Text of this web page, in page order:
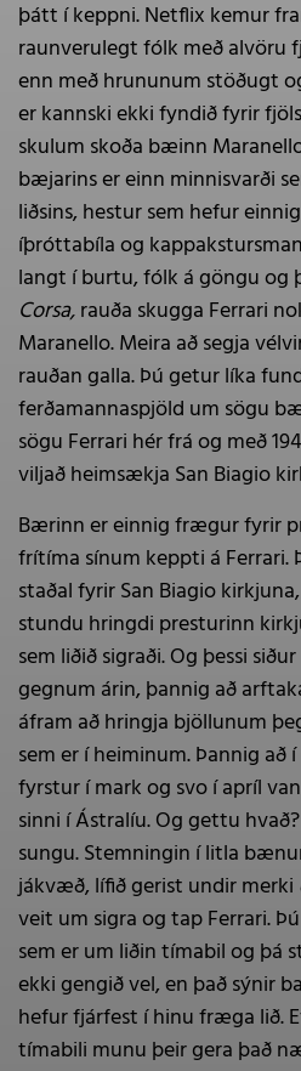
þátt í keppni. Netflix kemur
raunverulegt fólk með alvöru
enn með hrununum stöðugt
er kannski ekki fyndið fyrir
skulum skoða bæinn
bæjarins er einn minnisvarði
liðsins, hestur sem hefur
íþróttabíla og
langt í burtu, fólk á göngu og
Corsa,rauða skugga Ferrari
Maranello. Meira að segja
rauðan galla. Þú getur líka
ferðamannaspjöld um sögu
sögu Ferrari hér frá og með
viljað heimsækja San Biagio
Bærinn er einnig frægur fyrir
frítíma sínum keppti á Ferrari.
staðal fyrir San Biagio
stundu hringdi presturinn
sem liðið sigraði. Og þessi
gegnum árin, þannig að
áfram að hringja bjöllunum
sem er í heiminum. Þannig að
fyrstur í mark og svo í apríl
sinni í Ástralíu. Og gettu
sungu. Stemningin í litla
jákvæð, lífið gerist undir merki
veit um sigra og tap Ferrari.
sem er um liðin tímabil og þá
ekki gengið vel, en það sýnir
hefur fjárfest í hinu fræga lið.
tímabili munu þeir gera það